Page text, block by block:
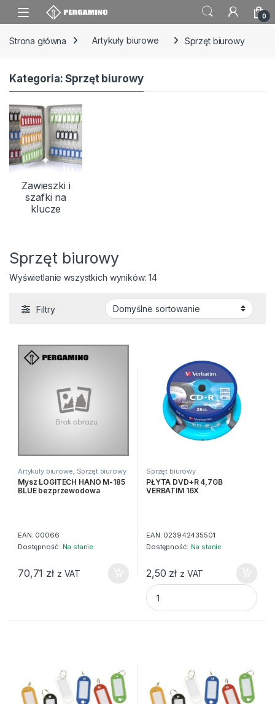
Skip to navigation
Skip to content
0
Strona główna Artykuły biurowe Sprzęt biurowy
Kategoria: Sprzęt biurowy
Zawieszki i
szafki na
klucze
Sprzęt biurowy
Wyświetlanie wszystkich wyników: 14
Filtry
Artykuły biurowe Sprzęt biurowy
Mysz LOGITECH HANO M-185
BLUE bezprzewodowa
EAN: 00066
Dostępność: Na stanie
70,71 zł z VAT
Sprzęt biurowy
PŁYTA DVD+R 4,7GB
VERBATIM 16X
EAN: 023942435501
Dostępność: Na stanie
2,50 zł z VAT
PŁYTA DVD+R 4,7GB